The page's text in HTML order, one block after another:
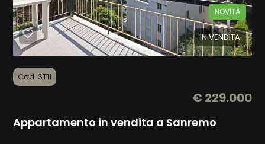
IN VENDITA
NOVITÀ
Cod. ST11
€ 229.000
Appartamento in vendita a Sanremo